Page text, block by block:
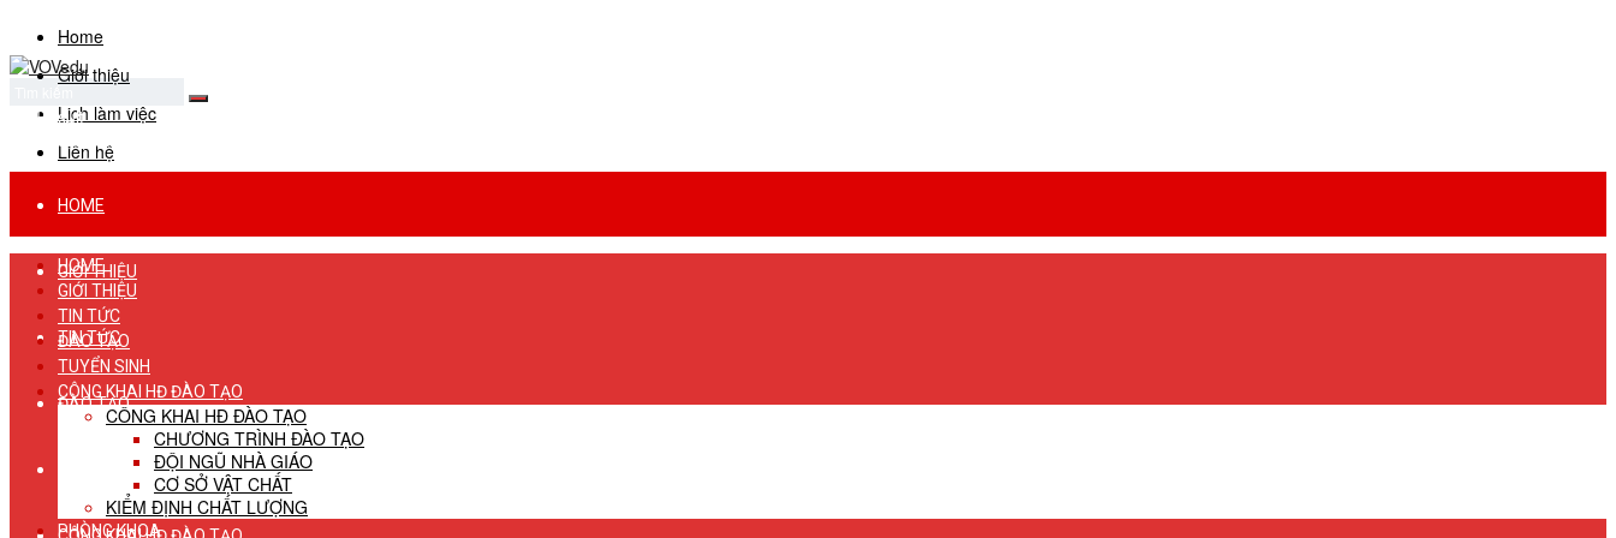
Home
Giới thiệu
Lịch làm việc
Liên hệ
No Result
View All Result
HOME
GIỚI THIỆU
TIN TỨC
ĐÀO TẠO
TUYỂN SINH
HOME
GIỚI THIỆU
TIN TỨC
ĐÀO TẠO
TUYỂN SINH
CÔNG KHAI HĐ ĐÀO TẠO
CÔNG KHAI HĐ ĐÀO TẠO
CHƯƠNG TRÌNH ĐÀO TẠO
ĐỘI NGŨ NHÀ GIÁO
CƠ SỞ VẬT CHẤT
KIỂM ĐỊNH CHẤT LƯỢNG
PHÒNG KHOA